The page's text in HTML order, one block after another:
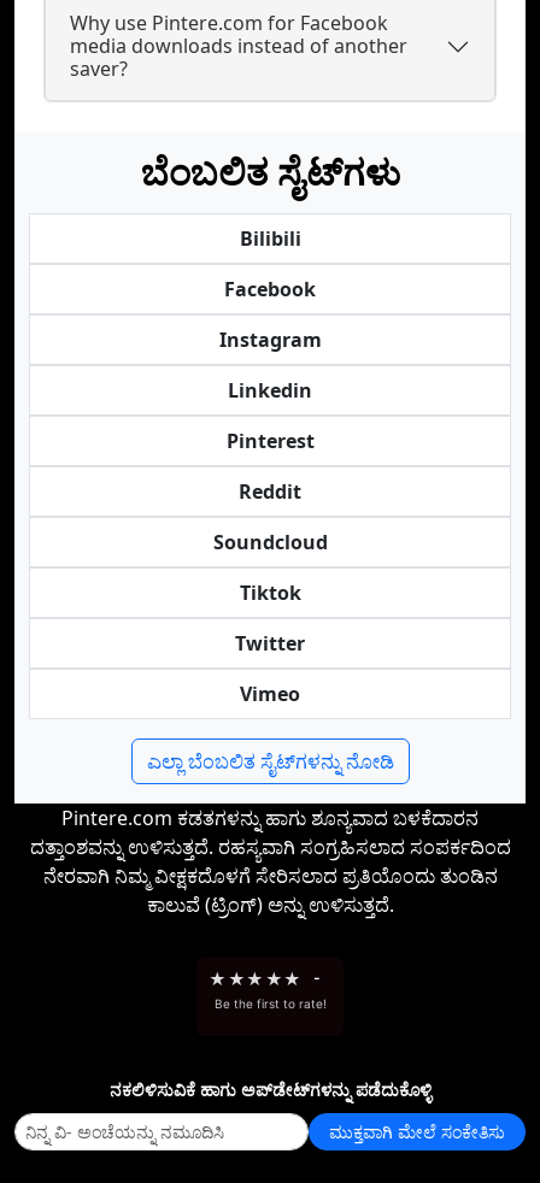
Why use Pintere.com for Facebook
media downloads instead of another
saver?
ಬೆಂಬಲಿತ ಸೈಟ್‌ಗಳು
Bilibili
Facebook
Instagram
Linkedin
Pinterest
Reddit
Soundcloud
Tiktok
Twitter
Vimeo
ಎಲ್ಲಾ ಬೆಂಬಲಿತ ಸೈಟ್‌ಗಳನ್ನು ನೋಡಿ
Pintere.com ಕಡತಗಳನ್ನು ಹಾಗು ಶೂನ್ಯವಾದ ಬಳಕೆದಾರನ
ದತ್ತಾಂಶವನ್ನು ಉಳಿಸುತ್ತದೆ. ರಹಸ್ಯವಾಗಿ ಸಂಗ್ರಹಿಸಲಾದ ಸಂಪರ್ಕದಿಂದ
ನೇರವಾಗಿ ನಿಮ್ಮ ವೀಕ್ಷಕದೊಳಗೆ ಸೇರಿಸಲಾದ ಪ್ರತಿಯೊಂದು ತುಂಡಿನ
ಕಾಲುವೆ (ಟ್ರಿಂಗ್) ಅನ್ನು ಉಳಿಸುತ್ತದೆ.
★ ★★ ★★ -
Be the first to rate!
ನಕಲಿಳಿಸುವಿಕೆ ಹಾಗು ಅಪ್‌ಡೇಟ್‌ಗಳನ್ನು ಪಡೆದುಕೊಳ್ಳಿ
ಮುಕ್ತವಾಗಿ ಮೇಲೆ ಸಂಕೇತಿಸು